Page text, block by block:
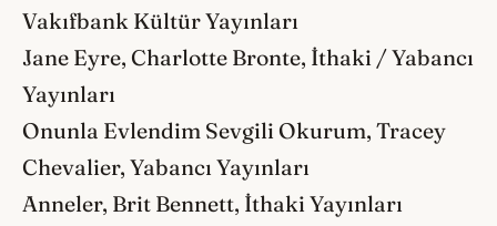
Vakıfbank Kültür Yayınları
Jane Eyre, Charlotte Bronte, İthaki / Yabancı
Yayınları
Onunla Evlendim Sevgili Okurum, Tracey
Chevalier, Yabancı Yayınları
Anneler, Brit Bennett, İthaki Yayınları